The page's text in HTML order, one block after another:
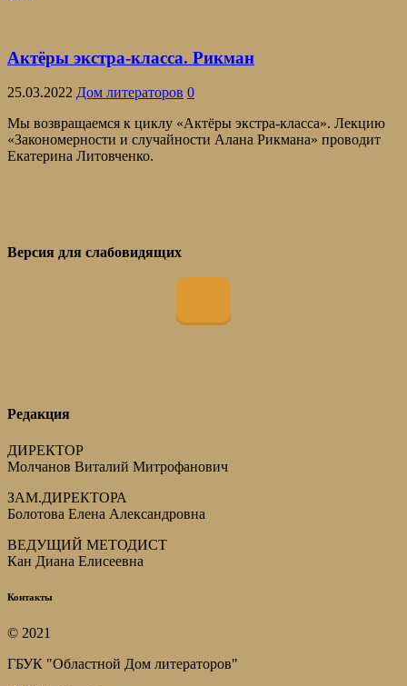
Актёры экстра-класса. Рикман
25.03.2022 Дом литераторов 0
Мы возвращаемся к циклу «Актёры экстра-класса». Лекцию
«Закономерности и случайности Алана Рикмана» проводит
Екатерина Литовченко.
Версия для слабовидящих
Редакция
ДИРЕКТОР
Молчанов Виталий Митрофанович
ЗАМ.ДИРЕКТОРА
Болотова Елена Александровна
ВЕДУЩИЙ МЕТОДИСТ
Кан Диана Елисеевна
Контакты
© 2021
ГБУК "Областной Дом литераторов"